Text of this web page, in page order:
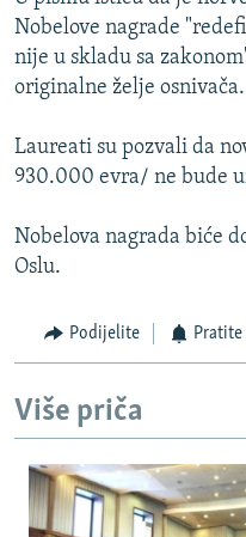
POPLAVE I KLIZIŠTA U BIH 2024.
TV LIBERTY
POST SCRIPTUM
MOJA EVROPA
TRI DECENIJE OD RATA U BIH
SVE KARTE DEJTONA
NASTANAK I RASPAD
Sve RFE/RL stranice
Nobelove nagrade
nije u skladu sa
originalne želje osnivača.
Laureati su pozvali da
930.000 evra/ ne bude
Nobelova nagrada biće
Oslu.
Podijelite Pratite
Više priča